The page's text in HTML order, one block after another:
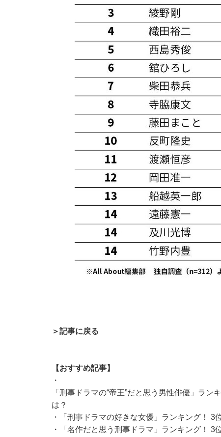
＞記事に戻る
【おすすめ記事】
・
「刑事ドラマの“帝王”だと思う男性俳優」ラ
は？
・
「刑事ドラマの好きな女優」ランキング！
・
「名作だと思う刑事ドラマ」ランキング！